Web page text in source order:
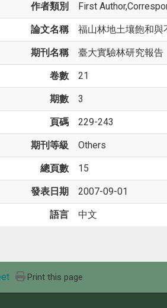
作者類別 First
論文名稱 福山林地土壤飽和與
期刊名稱 臺大實驗林研究報告
卷數 21
期數 3
頁碼 229-243
期刊等級 Others
總頁數 15
發表日期 2007-09-01
語言 中文
Print this page